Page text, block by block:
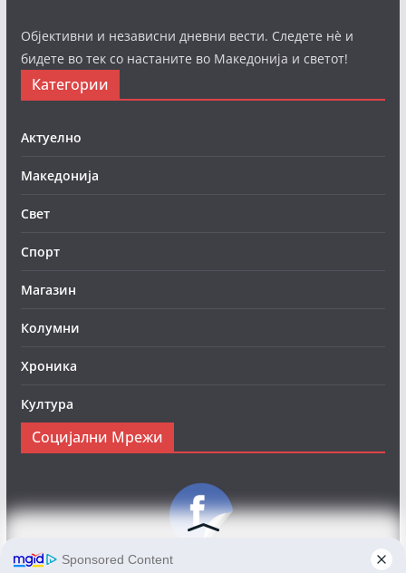
Објективни и независни дневни вести. Следете нè и
бидете во тек со настаните во Македонија и светот!
Категории
Актуелно
Македонија
Свет
Спорт
Магазин
Колумни
Хроника
Култура
Социјални Мрежи